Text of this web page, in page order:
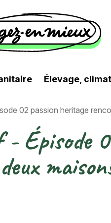
Élevage,
02 passion heritage
Épisode